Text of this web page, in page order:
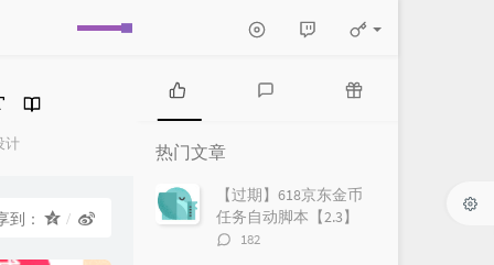
计
到：
热
门
文
章
论
章
热门文章
【过期】618京东金币
任务自动脚本【2.3】
评
182